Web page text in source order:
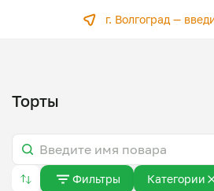
г. Волгоград —
Торты
Фильтры Категории